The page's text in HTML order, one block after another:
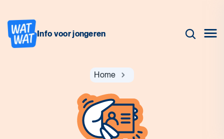
Info voor jongeren
Home